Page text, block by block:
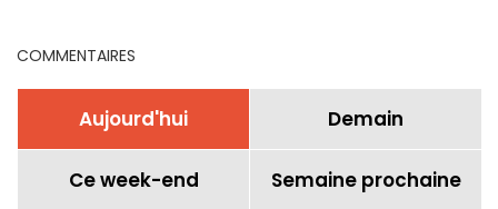
COMMENTAIRES
Aujourd'hui Demain
Ce week-end Semaine prochaine